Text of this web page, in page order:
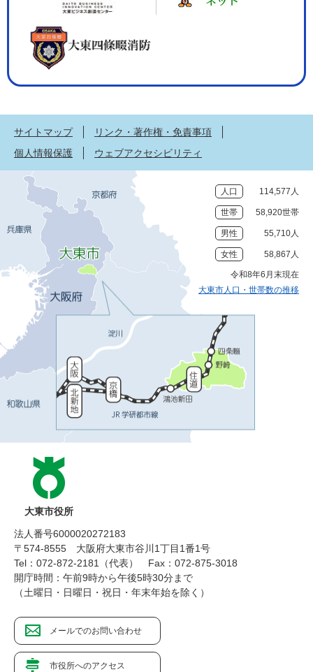
サイトマップ
リンク・著作権・免責事項
個人情報保護
ウェブアクセシビリティ
人口 114,577人
世帯 58,920世帯
男性 55,710人
女性 58,867人
令和8年6月末現在
大東市人口・世帯数の推移
大東市役所
法人番号6000020272183
〒574-8555 大阪府大東市谷川1丁目1番1号
Tel：072-872-2181（代表）
Fax：072-875-3018
開庁時間：午前9時から午後5時30分まで
（土曜日・日曜日・祝日・年末年始を除く）
メールでのお問い合わせ
市役所へのアクセス